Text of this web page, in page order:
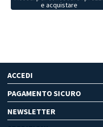
e acquistare
ACCEDI
PAGAMENTO SICURO
NEWSLETTER